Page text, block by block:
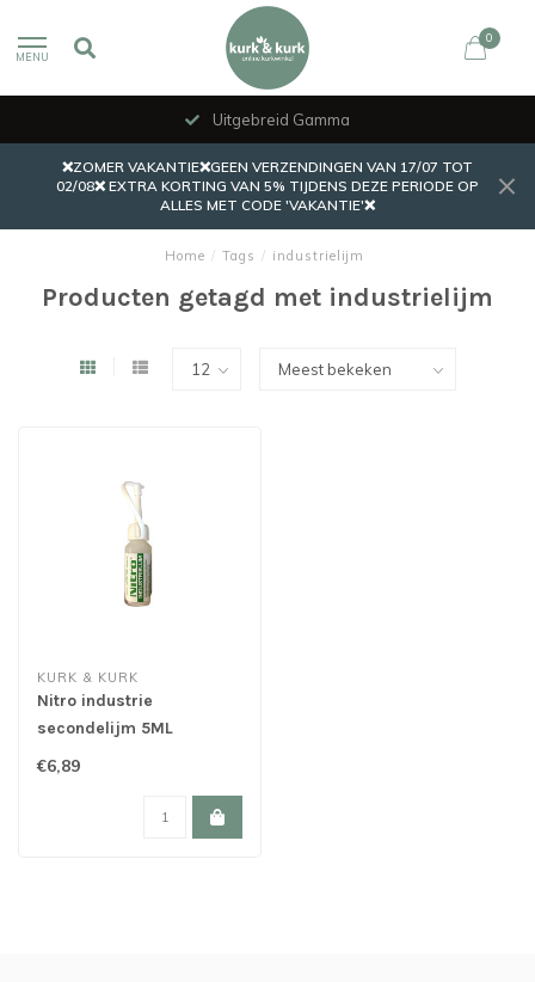
MENU
0
Uitgebreid Gamma
❌ZOMER VAKANTIE❌GEEN VERZENDINGEN VAN 17/07 TOT
02/08❌ EXTRA KORTING VAN 5% TIJDENS DEZE PERIODE OP
ALLES MET CODE 'VAKANTIE'❌
Home / Tags / industrielijm
Producten getagd met industrielijm
KURK & KURK
Nitro industrie
secondelijm 5ML
€6,89